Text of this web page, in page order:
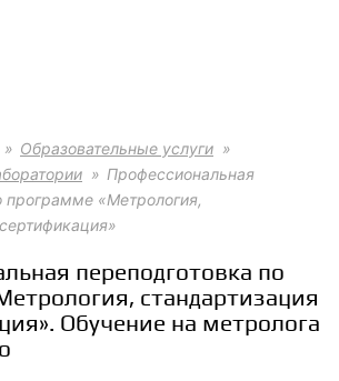
Образовательные услуги
Профессиональная
программе «Метрология,
переподготовка по
стандартизация
Обучение на метролога